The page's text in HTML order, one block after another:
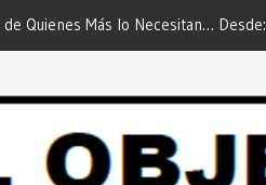
de Quienes Más lo Necesitan… Desde:
Regional”.